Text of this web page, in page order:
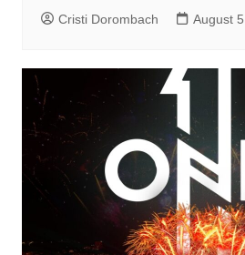
Cristi Dorombach August